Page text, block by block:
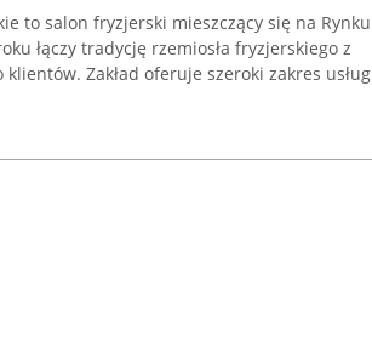
to salon fryzjerski mieszczący się na Rynku
łączy tradycję rzemiosła fryzjerskiego z
Zakład oferuje szeroki zakres usług